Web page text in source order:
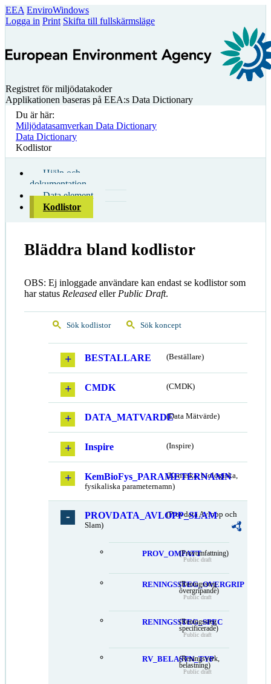
EEA EnviroWindows
Logga in Print Skifta till fullskärmsläge
Registret för miljödatakoder
Applikationen baseras på EEA:s Data Dictionary
Du är här:
Miljödatasamverkan Data Dictionary
Data Dictionary
Kodlistor
Hjälp och
dokumentation
Data element
Kodlistor
Bläddra bland kodlistor
OBS: Ej inloggade användare kan endast se kodlistor som
har status Released eller Public Draft.
Sök kodlistor Sök koncept
BESTALLARE (Beställare)
CMDK (CMDK)
DATA_MATVARDE(Data Mätvärde)
Inspire (Inspire)
KemBioFys_PARAMETERNAMN
(Kemiska, biologiska,
fysikaliska parameternamn)
PROVDATA_AVLOPP_SLAM
(Provdata Avlopp och
Slam)
PROV_OMFATT(Provomfattning)
Public draft
RENINGSSTEG_OVERGRIP
(Reningssteg
övergripande)
Public draft
RENINGSSTEG_SPEC
(Reningssteg
specificerade)
Public draft
RV_BELASTN_TYP
(Reningsverk,
belastning)
Public draft